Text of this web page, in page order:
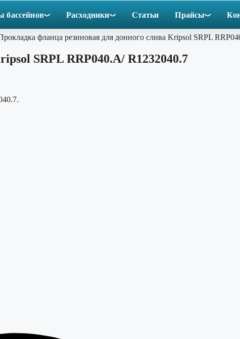
бассейнов Расходники Статьи Прайсы
фланца резиновая для донного слива Kripsol SRPL
SRPL RRP040.A/ R1232040.7